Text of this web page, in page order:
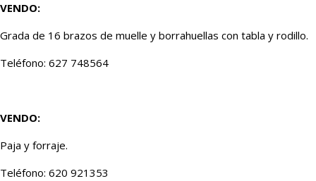
VENDO:
Grada de 16 brazos de muelle y borrahuellas con tabla y rodillo.
Teléfono: 627 748564
VENDO:
Paja y forraje.
Teléfono: 620 921353